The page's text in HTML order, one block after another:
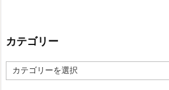
カテゴリー
テ